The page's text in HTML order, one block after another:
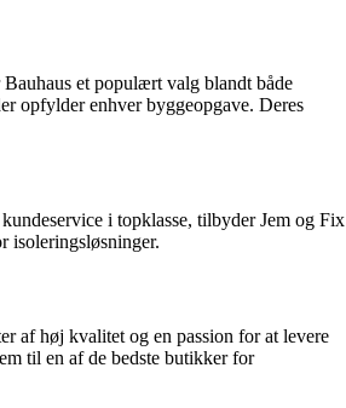
et populært valg blandt både
opfylder enhver byggeopgave. Deres
i topklasse, tilbyder Jem og Fix
isoleringsløsninger.
af høj kvalitet og en passion for at levere
til en af de bedste butikker for